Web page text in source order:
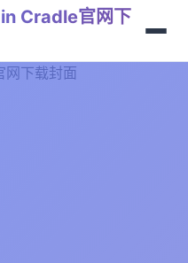
Cradle官网下